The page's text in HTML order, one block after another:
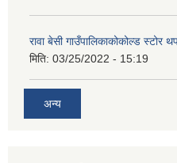
रावा बेसी गाउँपालिकाकोकोल्ड स्टोर
मिति: 03/25/2022 - 15:19
अन्य